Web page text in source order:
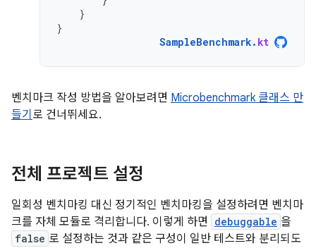
}
}
SampleBenchmark. kt
벤치마크 작성 방법을 알아보려면 Microbenchmark 클래스 만
들기 로 건너뛰세요.
전체 프로젝트 설정
일회성 벤치마킹 대신 정기적인 벤치마킹을 설정하려면 벤치마
크를 자체 모듈로 격리합니다. 이렇게 하면
debuggable 을
false 로 설정하는 것과 같은 구성이 일반 테스트와 분리되도